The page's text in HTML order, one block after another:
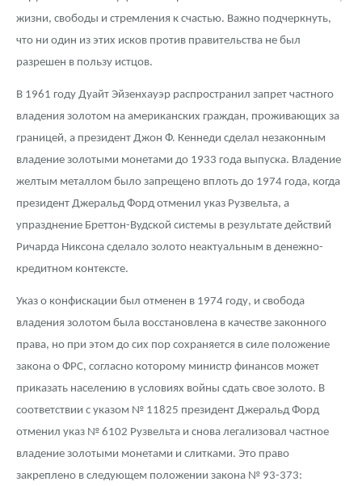
жизни, свободы и стремления к счастью. Важно подчеркнуть,
что ни один из этих исков против правительства не был
разрешен в пользу истцов.
В 1961 году Дуайт Эйзенхауэр распространил запрет частного
владения золотом на американских граждан, проживающих за
границей, а президент Джон Ф. Кеннеди сделал незаконным
владение золотыми монетами до 1933 года выпуска. Владение
желтым металлом было запрещено вплоть до 1974 года, когда
президент Джеральд Форд отменил указ Рузвельта, а
упразднение Бреттон-Вудской системы в результате действий
Ричарда Никсона сделало золото неактуальным в денежно-
кредитном контексте.
Указ о конфискации был отменен в 1974 году, и свобода
владения золотом была восстановлена в качестве законного
права, но при этом до сих пор сохраняется в силе положение
закона о ФРС, согласно которому министр финансов может
приказать населению в условиях войны сдать свое золото. В
соответствии с указом № 11825 президент Джеральд Форд
отменил указ № 6102 Рузвельта и снова легализовал частное
владение золотыми монетами и слитками. Это право
закреплено в следующем положении закона № 93-373: